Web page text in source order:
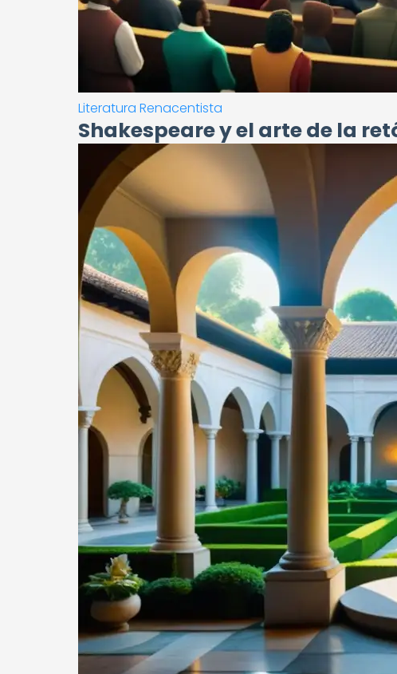
Literatura Renacentista
Shakespeare y el arte de la